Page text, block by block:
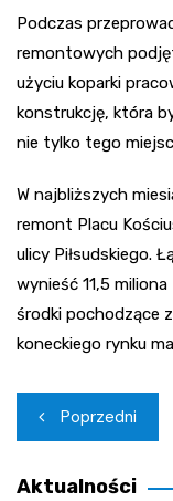
Podczas
remontowych
użyciu koparki
konstrukcję, która
nie tylko tego
W najbliższych
remont Placu
ulicy Piłsudskiego.
wynieść 11,5
środki pochodzące
koneckiego rynku
wpisu
Poprzedni
Aktualności